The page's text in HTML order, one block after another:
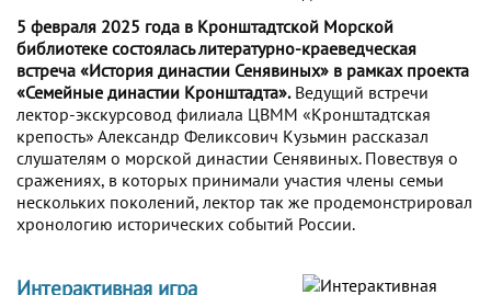
5 февраля 2025 года в Кронштадтской Морской
библиотеке состоялась литературно-краеведческая
встреча «История династии Сенявиных» в рамках проекта
«Семейные династии Кронштадта».Ведущий встречи
лектор-экскурсовод филиала ЦВММ «Кронштадтская
крепость» Александр Феликсович Кузьмин рассказал
слушателям о морской династии Сенявиных. Повествуя о
сражениях, в которых принимали участия члены семьи
нескольких поколений, лектор так же продемонстрировал
хронологию исторических событий России.
Интерактивная игра